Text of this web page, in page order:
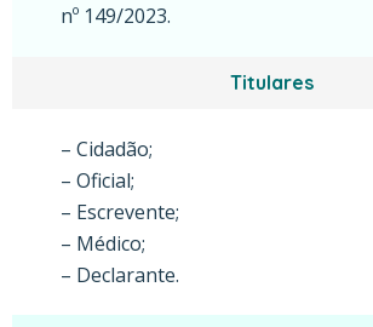
nº 149/2023.
Titulares
– Cidadão;
– Oficial;
– Escrevente;
– Médico;
– Declarante.